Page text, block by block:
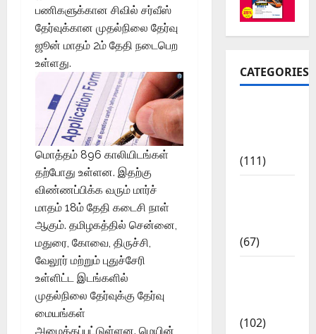
பணிகளுக்கான சிவில் சர்வீஸ்
தேர்வுக்கான முதல்நிலை தேர்வு
ஜூன் மாதம் 2ம் தேதி நடைபெற
உள்ளது.
மொத்தம் 896 காலியிடங்கள்
தற்போது உள்ளன. இதற்கு
விண்ணப்பிக்க வரும் மார்ச்
மாதம் 18ம் தேதி கடைசி நாள்
ஆகும். தமிழகத்தில் சென்னை,
மதுரை, கோவை, திருச்சி,
வேலூர் மற்றும் புதுச்சேரி
உள்ளிட்ட இடங்களில்
முதல்நிலை தேர்வுக்கு தேர்வு
மையங்கள்
அமைக்கப்பட்டுள்ளன. மெயின்
CATEGORIES
(111)
(67)
(102)